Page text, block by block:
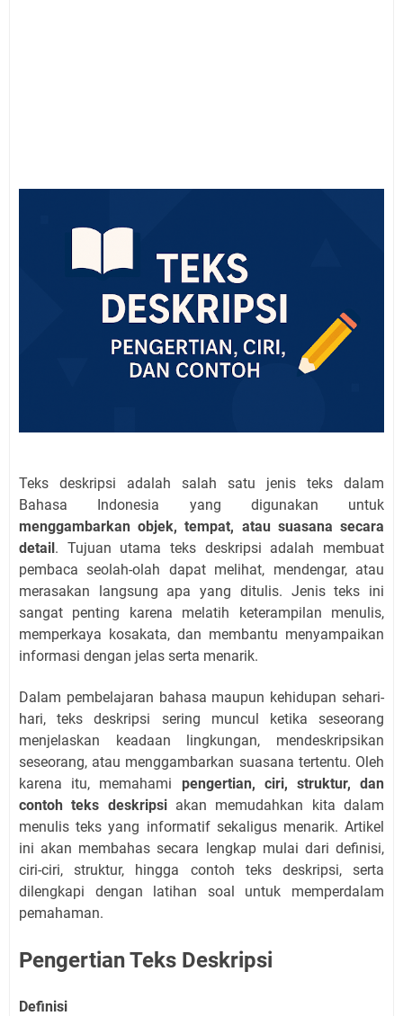
Teks deskripsi adalah salah satu jenis teks dalam
Bahasa Indonesia yang digunakan untuk
menggambarkan objek, tempat, atau suasana secara
detail. Tujuan utama teks deskripsi adalah membuat
pembaca seolah-olah dapat melihat, mendengar, atau
merasakan langsung apa yang ditulis. Jenis teks ini
sangat penting karena melatih keterampilan menulis,
memperkaya kosakata, dan membantu menyampaikan
informasi dengan jelas serta menarik.
Dalam pembelajaran bahasa maupun kehidupan sehari-
hari, teks deskripsi sering muncul ketika seseorang
menjelaskan keadaan lingkungan, mendeskripsikan
seseorang, atau menggambarkan suasana tertentu. Oleh
karena itu, memahami pengertian, ciri, struktur, dan
contoh teks deskripsiakan memudahkan kita dalam
menulis teks yang informatif sekaligus menarik. Artikel
ini akan membahas secara lengkap mulai dari definisi,
ciri-ciri, struktur, hingga contoh teks deskripsi, serta
dilengkapi dengan latihan soal untuk memperdalam
pemahaman.
Pengertian Teks Deskripsi
Definisi